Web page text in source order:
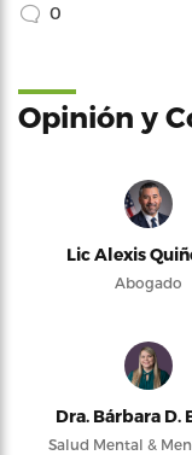
0
Opinión y
Lic Alexis
Abogado
Dra. Bárbara D.
Salud Mental &